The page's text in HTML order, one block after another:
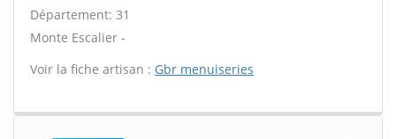
Département: 31
Monte Escalier -
Voir la fiche artisan : Gbr menuiseries